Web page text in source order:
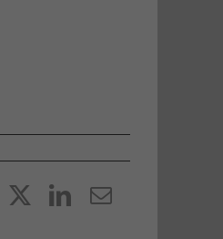
FacebookLinkedIn
E-